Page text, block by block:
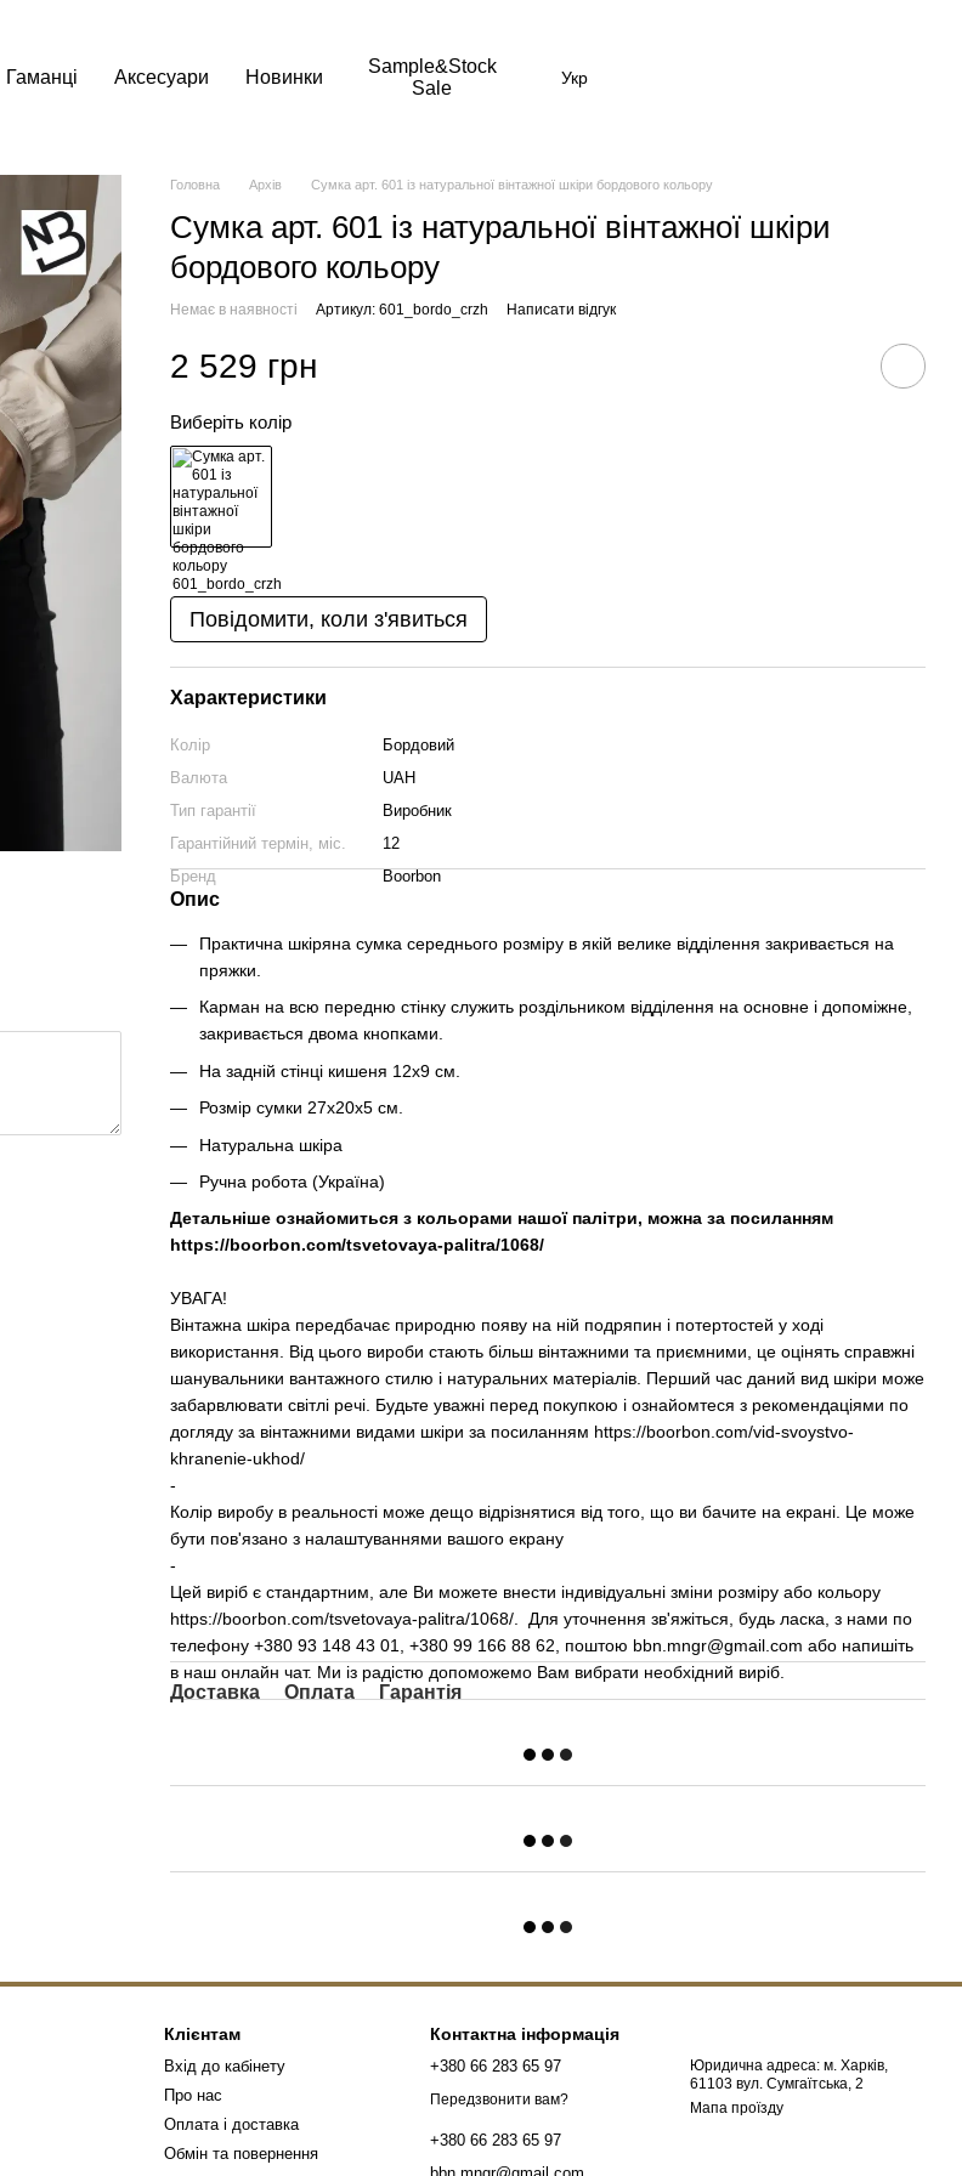
Гаманці Аксесуари Новинки
Sample&Stock
Sale
Укр
Головна Архів Сумка арт. 601 із натуральної вінтажної шкіри бордового кольору
Сумка арт. 601 із натуральної вінтажної шкіри
бордового кольору
Немає в наявності Артикул: 601_bordo_crzh Написати відгук
2 529 грн
Виберіть колір
Повідомити, коли з'явиться
Характеристики
Колір
Бордовий
Валюта
UAH
Тип гарантії
Виробник
Гарантійний термін, міс.
12
Бренд
Boorbon
Опис
Практична шкіряна сумка середнього розміру в якій велике відділення закривається на
пряжки.
Карман на всю передню стінку служить роздільником відділення на основне і допоміжне,
закривається двома кнопками.
На задній стінці кишеня 12х9 см.
Розмір сумки 27х20х5 см.
Натуральна шкіра
Ручна робота (Україна)
Детальніше ознайомиться з кольорами нашої палітри, можна за посиланням
https://boorbon.com/tsvetovaya-palitra/1068/
УВАГА!
Вінтажна шкіра передбачає природню появу на ній подряпин і потертостей у ході
використання. Від цього вироби стають більш вінтажними та приємними, це оцінять справжні
шанувальники вантажного стилю і натуральних матеріалів. Перший час даний вид шкіри може
забарвлювати світлі речі. Будьте уважні перед покупкою і ознайомтеся з рекомендаціями по
догляду за вінтажними видами шкіри за посиланням https://boorbon.com/vid-svoystvo-
khranenie-ukhod/
-
Колір виробу в реальності може дещо відрізнятися від того, що ви бачите на екрані. Це може
бути пов'язано з налаштуваннями вашого екрану
-
Цей виріб є стандартним, але Ви можете внести індивідуальні зміни розміру або кольору
https://boorbon.com/tsvetovaya-palitra/1068/. Для уточнення зв'яжіться, будь ласка, з нами по
телефону +380 93 148 43 01, +380 99 166 88 62, поштою bbn.mngr@gmail.com або напишіть
в наш онлайн чат. Ми із радістю допоможемо Вам вибрати необхідний виріб.
Доставка Оплата Гарантія
Клієнтам
Вхід до кабінету
Про нас
Оплата і доставка
Обмін та повернення
Контактна інформація
+380 66 283 65 97
Передзвонити вам?
+380 66 283 65 97
Юридична адреса: м. Харків,
61103 вул. Сумгаїтська, 2
Мапа проїзду